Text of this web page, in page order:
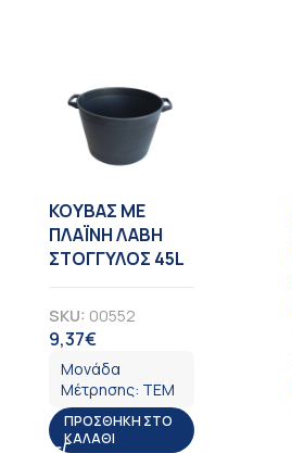
KOYBAΣ ΜΕ
ΠΛΑΪΝΗ ΛΑΒΗ
ΣΤΟΓΓΥΛΟΣ 45L
SKU: 00552
9,37€
Μονάδα
Μέτρησης: ΤΕΜ
ΠΡΟΣΘΉΚΗ ΣΤΟ
ΚΑΛΆΘΙ